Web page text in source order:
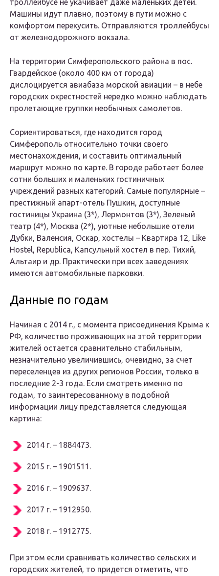
троллейбусе не укачивает даже маленьких детей.
Машины идут плавно, поэтому в пути можно с
комфортом перекусить. Отправляются троллейбусы
от железнодорожного вокзала.
На территории Симферопольского района в пос.
Гвардейское (около 400 км от города)
дислоцируется авиабаза морской авиации – в небе
городских окрестностей нередко можно наблюдать
пролетающие группки необычных самолетов.
Сориентироваться, где находится город
Симферополь относительно точки своего
местонахождения, и составить оптимальный
маршрут можно по карте. В городе работает более
сотни больших и маленьких гостиничных
учреждений разных категорий. Самые популярные –
престижный апарт-отель Пушкин, доступные
гостиницы Украина (3*), Лермонтов (3*), Зеленый
театр (4*), Москва (2*), уютные небольшие отели
Дубки, Валенсия, Оскар, хостелы – Квартира 12, Like
Hostel, Republica, Капсульный хостел в пер. Тихий,
Альтаир и др. Практически при всех заведениях
имеются автомобильные парковки.
Данные по годам
Начиная с 2014 г., с момента присоединения Крыма к
РФ, количество проживающих на этой территории
жителей остается сравнительно стабильным,
незначительно увеличившись, очевидно, за счет
переселенцев из других регионов России, только в
последние 2-3 года. Если смотреть именно по
годам, то заинтересованному в подобной
информации лицу представляется следующая
картина:
2014 г. – 1884473.
2015 г. – 1901511.
2016 г. – 1909637.
2017 г. – 1912950.
2018 г. – 1912775.
При этом если сравнивать количество сельских и
городских жителей, то придется отметить, что